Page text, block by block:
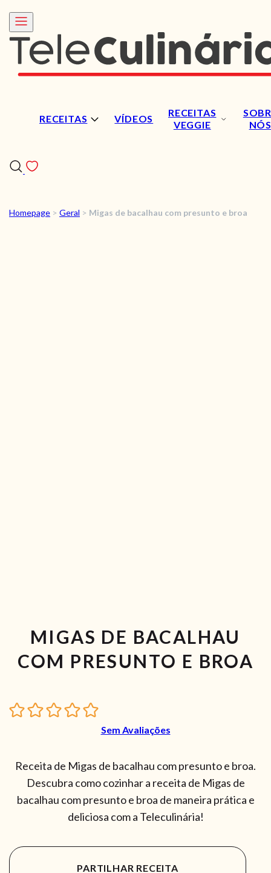
RECEITAS VÍDEOS
RECEITAS
VEGGIE
NÓS
RECEITAS
Homepage > Geral > Migas de bacalhau com presunto e broa
MIGAS DE BACALHAU
COM PRESUNTO E BROA
Sem Avaliações
Receita de Migas de bacalhau com presunto e broa.
Descubra como cozinhar a receita de Migas de
bacalhau com presunto e broa de maneira prática e
deliciosa com a Teleculinária!
PARTILHAR RECEITA